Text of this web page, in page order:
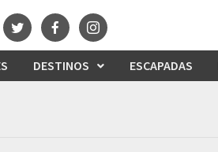
DESTINOS ESCAPADAS